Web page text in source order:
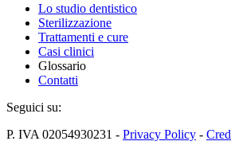
Lo studio dentistico
Sterilizzazione
Trattamenti e cure
Casi clinici
Glossario
Contatti
Seguici su:
P. IVA 02054930231 - Privacy Policy -